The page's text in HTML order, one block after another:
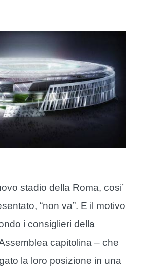
stadio della Roma, cosi’
“non va”. E il motivo
i consiglieri della
capitolina – che
la loro posizione in una